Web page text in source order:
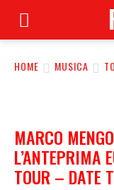
HOME MUSICA
MARCO
L’ANTEPRIMA
TOUR – DATE